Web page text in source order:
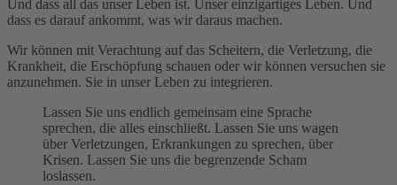
Und dass all das unser Leben ist. Unser einzigartiges Leben. Und
dass es darauf ankommt, was wir daraus machen.
Wir können mit Verachtung auf das Scheitern, die Verletzung, die
Krankheit, die Erschöpfung schauen oder wir können versuchen sie
anzunehmen. Sie in unser Leben zu integrieren.
Lassen Sie uns endlich gemeinsam eine Sprache
sprechen, die alles einschließt. Lassen Sie uns wagen
über Verletzungen, Erkrankungen zu sprechen, über
Krisen. Lassen Sie uns die begrenzende Scham
loslassen.